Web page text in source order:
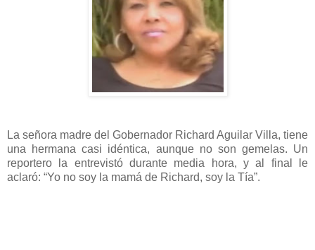
La señora madre del Gobernador Richard Aguilar Villa, tiene
una hermana casi idéntica, aunque no son gemelas. Un
reportero la entrevistó durante media hora, y al final le
aclaró: “Yo no soy la mamá de Richard, soy la Tía”.